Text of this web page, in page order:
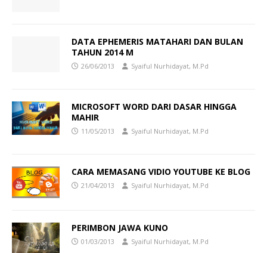
DATA EPHEMERIS MATAHARI DAN BULAN
TAHUN 2014 M
26/06/2013 Syaiful Nurhidayat, M.Pd
MICROSOFT WORD DARI DASAR HINGGA
MAHIR
11/05/2013 Syaiful Nurhidayat, M.Pd
CARA MEMASANG VIDIO YOUTUBE KE BLOG
21/04/2013 Syaiful Nurhidayat, M.Pd
PERIMBON JAWA KUNO
01/03/2013 Syaiful Nurhidayat, M.Pd